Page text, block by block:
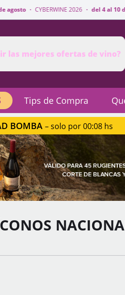
2026 · del 4 al 10 de agosto ·
las mejores ofertas de vino?
Tips de Compra
BOMBA – solo por 00:08 hs